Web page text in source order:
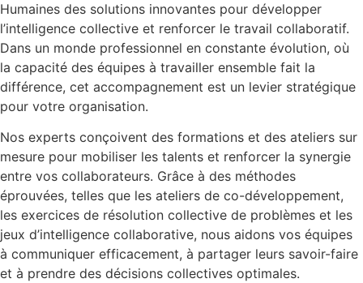
Humaines des solutions innovantes pour développer
l’intelligence collective et renforcer le travail collaboratif.
Dans un monde professionnel en constante évolution, où
la capacité des équipes à travailler ensemble fait la
différence, cet accompagnement est un levier stratégique
pour votre organisation.
Nos experts conçoivent des formations et des ateliers sur
mesure pour mobiliser les talents et renforcer la synergie
entre vos collaborateurs. Grâce à des méthodes
éprouvées, telles que les ateliers de co-développement,
les exercices de résolution collective de problèmes et les
jeux d’intelligence collaborative, nous aidons vos équipes
à communiquer efficacement, à partager leurs savoir-faire
et à prendre des décisions collectives optimales.